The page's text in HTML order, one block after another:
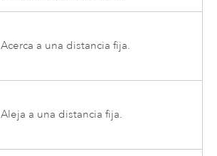
Acerca a una distancia fija.
Aleja a una distancia fija.